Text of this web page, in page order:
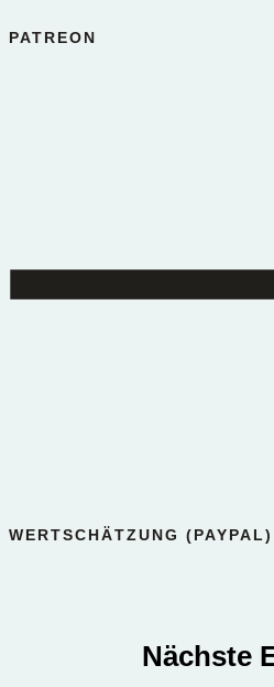
PATREON
WERTSCHÄTZUNG (PAYPAL)
Nächste